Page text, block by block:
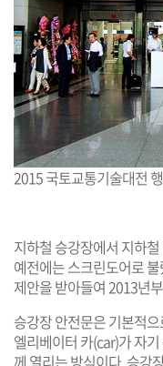
2015 국토교통기술대전
지하철 승강장에서 지하
예전에는 스크린도어로
제안을 받아들여 2013년
승강장 안전문은 기본적
엘리베이터 카(car)가 자
께 열리는 방식이다. 승강